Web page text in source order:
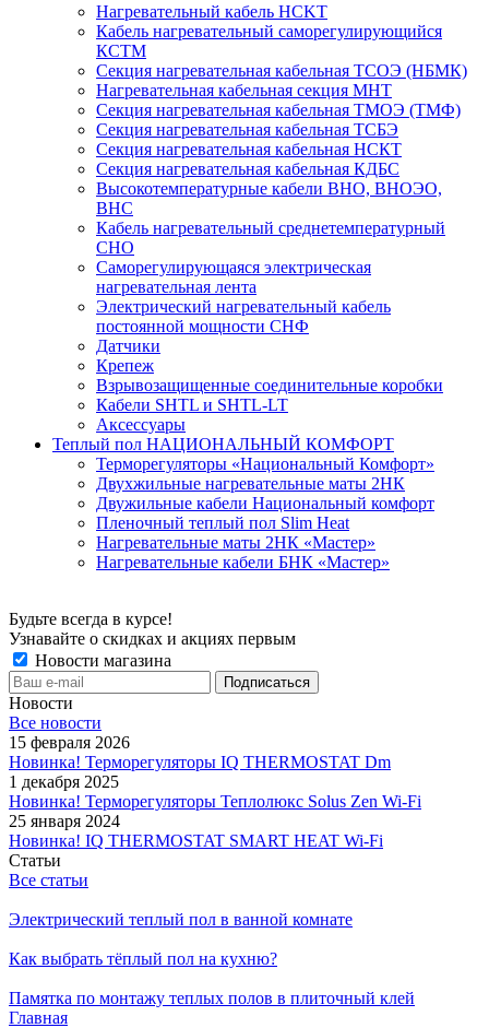
Нагревательный кабель НCKТ
Кабель нагревательный саморегулирующийся
КСТМ
Секция нагревательная кабельная ТСОЭ (НБМК)
Нагревательная кабельная секция МНТ
Секция нагревательная кабельная ТМОЭ (ТМФ)
Секция нагревательная кабельная ТСБЭ
Секция нагревательная кабельная НСКТ
Секция нагревательная кабельная КДБС
Высокотемпературные кабели ВНО, ВНОЭО,
ВНС
Кабель нагревательный среднетемпературный
СНО
Саморегулирующаяся электрическая
нагревательная лента
Электрический нагревательный кабель
постоянной мощности СНФ
Датчики
Крепеж
Взрывозащищенные соединительные коробки
Кабели SHTL и SHTL-LT
Аксессуары
Теплый пол НАЦИОНАЛЬНЫЙ КОМФОРТ
Терморегуляторы «Национальный Комфорт»
Двухжильные нагревательные маты 2НК
Двужильные кабели Национальный комфорт
Пленочный теплый пол Slim Heat
Нагревательные маты 2НК «Мастер»
Нагревательные кабели БНК «Мастер»
Будьте всегда в курсе!
Узнавайте о скидках и акциях первым
Новости магазина
Новости
Все новости
15 февраля 2026
Новинка! Терморегуляторы IQ THERMOSTAT Dm
1 декабря 2025
Новинка! Терморегуляторы Теплолюкс Solus Zen Wi-Fi
25 января 2024
Новинка! IQ THERMOSTAT SMART HEAT Wi-Fi
Статьи
Все статьи
Электрический теплый пол в ванной комнате
Как выбрать тёплый пол на кухню?
Памятка по монтажу теплых полов в плиточный клей
Главная